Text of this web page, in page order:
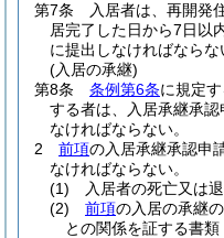
第7条
入居者は、再開発
居完了した日から7日以
に提出しなければならな
(入居の承継)
第8条
条例第6条に規定
する者は、入居承継承認
なければならない。
2
前項の入居承継承認申
なければならない。
(1)
入居者の死亡又は
(2)
前項の入居の承継
との関係を証する書類